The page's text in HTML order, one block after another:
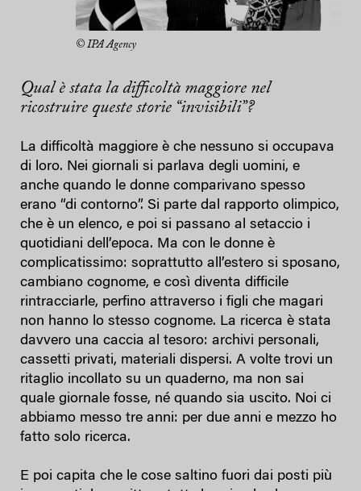
© IPA Agency
Qual è stata la difficoltà maggiore nel
ricostruire queste storie “invisibili”?
La difficoltà maggiore è che nessuno si occupava
di loro. Nei giornali si parlava degli uomini, e
anche quando le donne comparivano spesso
erano “di contorno”. Si parte dal rapporto olimpico,
che è un elenco, e poi si passano al setaccio i
quotidiani dell’epoca. Ma con le donne è
complicatissimo: soprattutto all’estero si sposano,
cambiano cognome, e così diventa difficile
rintracciarle, perfino attraverso i figli che magari
non hanno lo stesso cognome. La ricerca è stata
davvero una caccia al tesoro: archivi personali,
cassetti privati, materiali dispersi. A volte trovi un
ritaglio incollato su un quaderno, ma non sai
quale giornale fosse, né quando sia uscito. Noi ci
abbiamo messo tre anni: per due anni e mezzo ho
fatto solo ricerca.
E poi capita che le cose saltino fuori dai posti più